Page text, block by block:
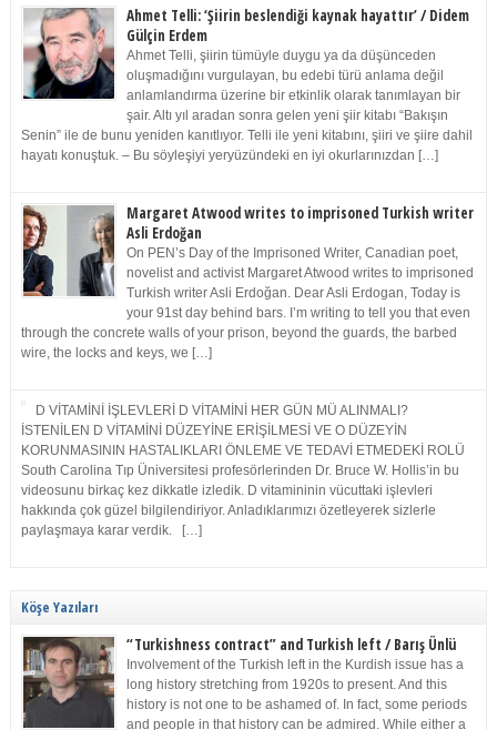
Ahmet Telli: ‘Şiirin beslendiği kaynak hayattır’ / Didem
Gülçin Erdem
Ahmet Telli, şiirin tümüyle duygu ya da düşünceden
oluşmadığını vurgulayan, bu edebi türü anlama değil
anlamlandırma üzerine bir etkinlik olarak tanımlayan bir
şair. Altı yıl aradan sonra gelen yeni şiir kitabı “Bakışın
Senin” ile de bunu yeniden kanıtlıyor. Telli ile yeni kitabını, şiiri ve şiire dahil
hayatı konuştuk. – Bu söyleşiyi yeryüzündeki en iyi okurlarınızdan […]
Margaret Atwood writes to imprisoned Turkish writer
Asli Erdoğan
On PEN’s Day of the Imprisoned Writer, Canadian poet,
novelist and activist Margaret Atwood writes to imprisoned
Turkish writer Asli Erdoğan. Dear Asli Erdogan, Today is
your 91st day behind bars. I’m writing to tell you that even
through the concrete walls of your prison, beyond the guards, the barbed
wire, the locks and keys, we […]
D VİTAMİNİ İŞLEVLERİ D VİTAMİNİ HER GÜN MÜ ALINMALI?
İSTENİLEN D VİTAMİNİ DÜZEYİNE ERİŞİLMESİ VE O DÜZEYİN
KORUNMASININ HASTALIKLARI ÖNLEME VE TEDAVİ ETMEDEKİ ROLÜ
South Carolina Tıp Üniversitesi profesörlerinden Dr. Bruce W. Hollis’in bu
videosunu birkaç kez dikkatle izledik. D vitamininin vücuttaki işlevleri
hakkında çok güzel bilgilendiriyor. Anladıklarımızı özetleyerek sizlerle
paylaşmaya karar verdik. […]
Köşe Yazıları
“Turkishness contract” and Turkish left / Barış Ünlü
Involvement of the Turkish left in the Kurdish issue has a
long history stretching from 1920s to present. And this
history is not one to be ashamed of. In fact, some periods
and people in that history can be admired. While either a